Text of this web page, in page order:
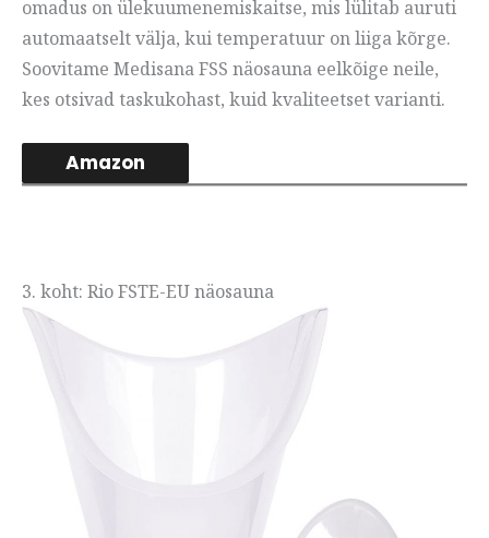
omadus on ülekuumenemiskaitse, mis lülitab auruti
automaatselt välja, kui temperatuur on liiga kõrge.
Soovitame Medisana FSS näosauna eelkõige neile,
kes otsivad taskukohast, kuid kvaliteetset varianti.
Amazon
3. koht: Rio FSTE-EU näosauna